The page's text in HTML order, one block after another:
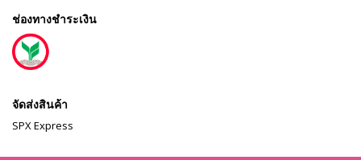
ช่องทางชำระเงิน
จัดส่งสินค้า
SPX Express